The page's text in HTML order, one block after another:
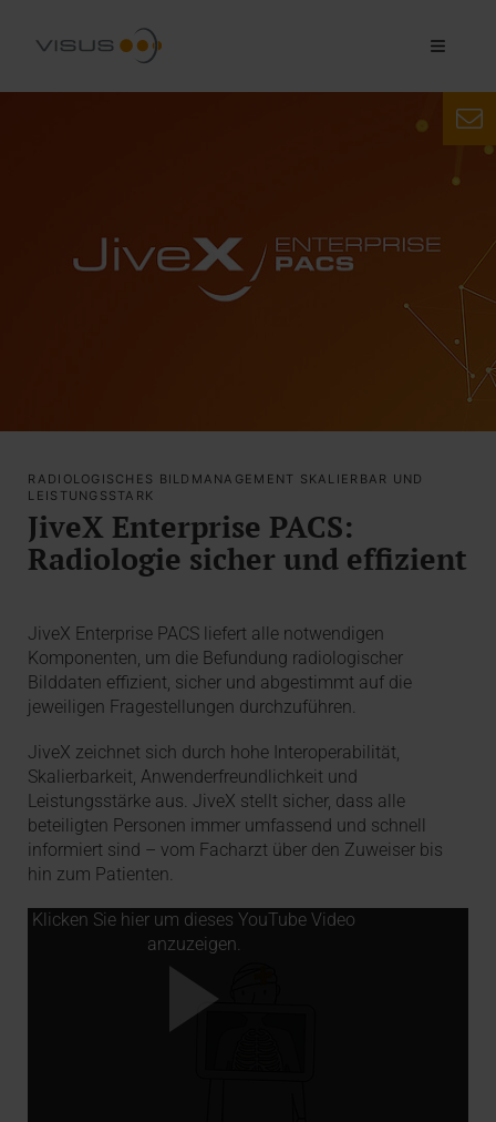
RADIOLOGISCHES BILDMANAGEMENT SKALIERBAR UND
LEISTUNGSSTARK
JiveX Enterprise PACS:
Radiologie sicher und effizient
JiveX Enterprise PACS liefert alle notwendigen
Komponenten, um die Befundung radiologischer
Bilddaten effizient, sicher und abgestimmt auf die
jeweiligen Fragestellungen durchzuführen.
JiveX zeichnet sich durch hohe Interoperabilität,
Skalierbarkeit, Anwenderfreundlichkeit und
Leistungsstärke aus. JiveX stellt sicher, dass alle
beteiligten Personen immer umfassend und schnell
informiert sind – vom Facharzt über den Zuweiser bis
hin zum Patienten.
Klicken Sie hier um dieses YouTube Video
anzuzeigen.